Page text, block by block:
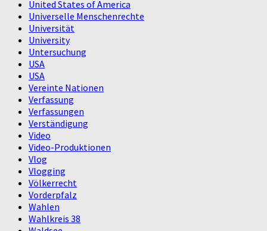
United States of America
Universelle Menschenrechte
Universität
University
Untersuchung
USA
USA
Vereinte Nationen
Verfassung
Verfassungen
Verständigung
Video
Video-Produktionen
Vlog
Vlogging
Völkerrecht
Vorderpfalz
Wahlen
Wahlkreis 38